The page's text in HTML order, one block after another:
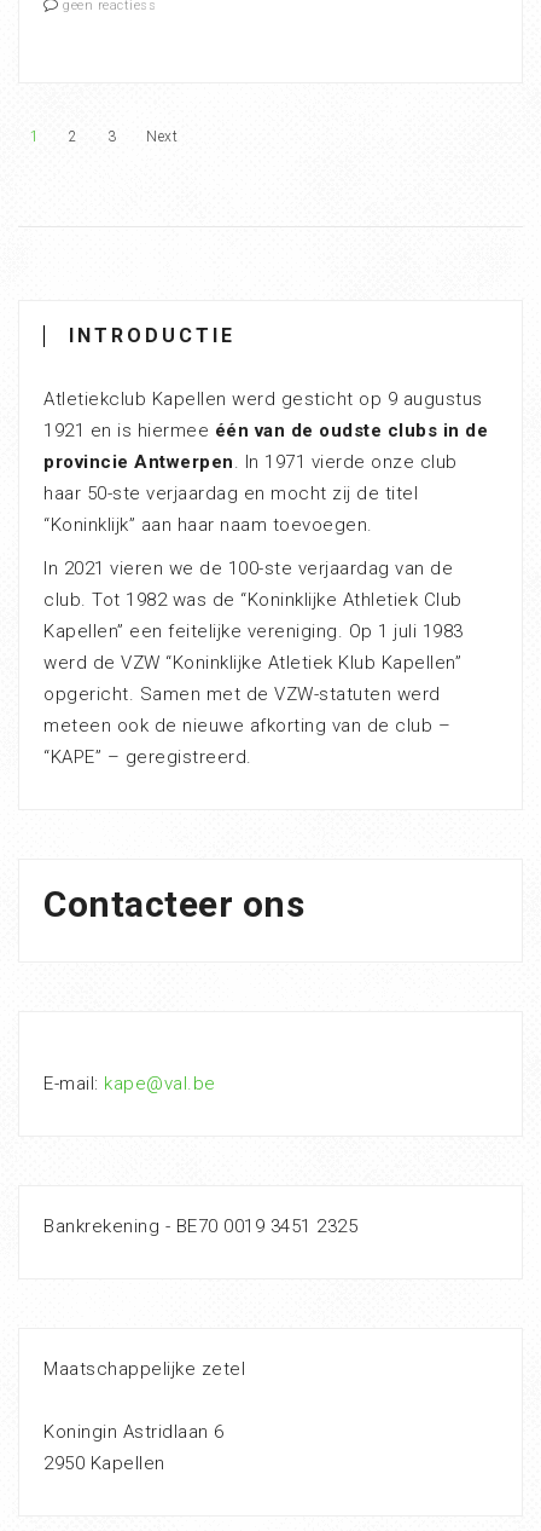
geen reactiess
1 2 3 Next
INTRODUCTIE
Atletiekclub Kapellen werd gesticht op 9 augustus
1921 en is hiermee één van de oudste clubs in de
provincie Antwerpen. In 1971 vierde onze club
haar 50-ste verjaardag en mocht zij de titel
“Koninklijk” aan haar naam toevoegen.
In 2021 vieren we de 100-ste verjaardag van de
club. Tot 1982 was de “Koninklijke Athletiek Club
Kapellen” een feitelijke vereniging. Op 1 juli 1983
werd de VZW “Koninklijke Atletiek Klub Kapellen”
opgericht. Samen met de VZW-statuten werd
meteen ook de nieuwe afkorting van de club –
“KAPE” – geregistreerd.
Contacteer ons
E-mail: kape@val.be
Bankrekening - BE70 0019 3451 2325
Maatschappelijke zetel
Koningin Astridlaan 6
2950 Kapellen